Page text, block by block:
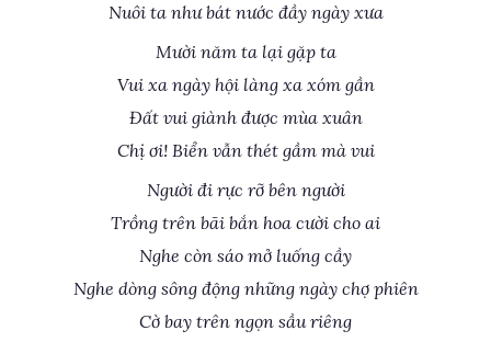
Nuôi ta như bát nước đầy ngày xưa
Mười năm ta lại gặp ta
Vui xa ngày hội làng xa xóm gần
Đất vui giành được mùa xuân
Chị ơi! Biển vẫn thét gầm mà vui
Người đi rực rỡ bên người
Trồng trên bãi bắn hoa cười cho ai
Nghe còn sáo mở luống cầy
Nghe dòng sông động những ngày chợ phiên
Cờ bay trên ngọn sầu riêng